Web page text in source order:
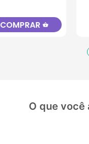
O que você